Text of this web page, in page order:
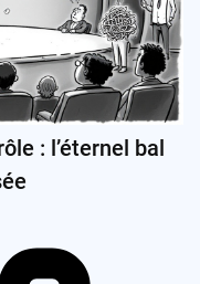
: l’éternel bal